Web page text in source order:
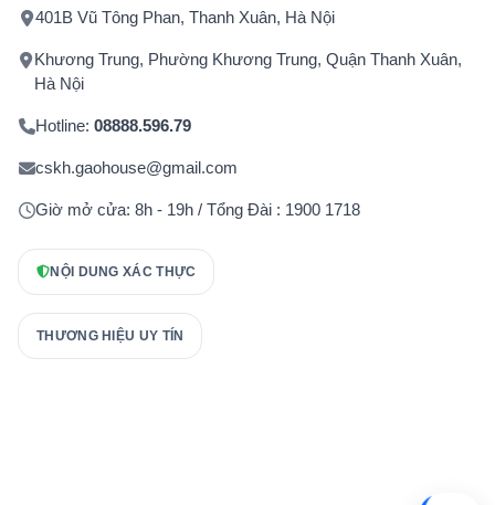
401B Vũ Tông Phan, Thanh Xuân, Hà Nội
Khương Trung, Phường Khương Trung, Quận Thanh Xuân,
Hà Nội
Hotline: 08888.596.79
cskh.gaohouse@gmail.com
Giờ mở cửa: 8h - 19h / Tổng Đài : 1900 1718
NỘI DUNG XÁC THỰC
THƯƠNG HIỆU UY TÍN